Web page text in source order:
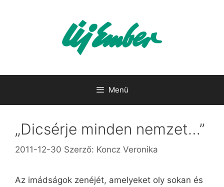
Menü
„Dicsérje minden nemzet…”
2011-12-30 Szerző: Koncz Veronika
Az imádságok zenéjét, amelyeket oly sokan és